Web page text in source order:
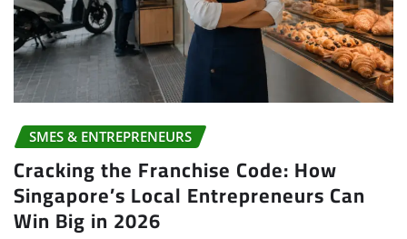
SMES & ENTREPRENEURS
Cracking the Franchise Code: How
Singapore’s Local Entrepreneurs Can
Win Big in 2026